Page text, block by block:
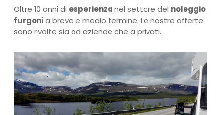
Oltre 10 anni di esperienzanel settore del noleggio
furgonia breve e medio termine. Le nostre offerte
sono rivolte sia ad aziende che a privati.